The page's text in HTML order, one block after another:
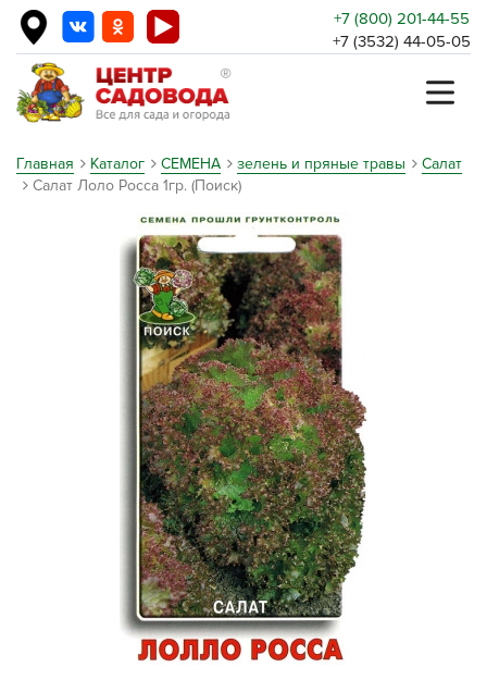
+7 (800) 201-44-55
+7 (3532) 44-05-05
Главная Каталог СЕМЕНА зелень и пряные травы
Салат
Салат Лоло Росса 1гр. (Поиск)